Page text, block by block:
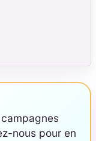
nous pour en